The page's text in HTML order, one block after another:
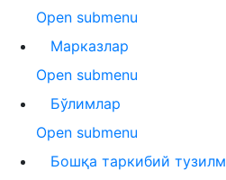
Open submenu
Марказлар
Open submenu
Бўлимлар
Open submenu
Бошқа таркибий